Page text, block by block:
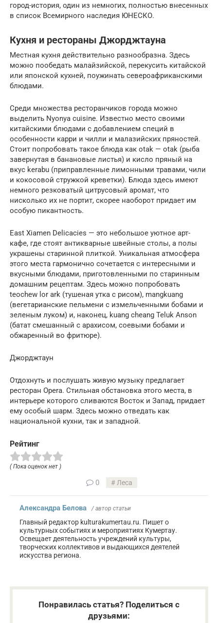
город-история, один из немногих, полностью внесенных
в список Всемирного наследия ЮНЕСКО.
Кухня и рестораны Джорджтауна
Местная кухня действительно разнообразна. Здесь
можно пообедать малайзийской, перекусить китайской
или японской кухней, поужинать североафриканскими
блюдами.
Среди множества ресторанчиков города можно
выделить Nyonya cuisine. Известно место своими
китайскими блюдами с добавлением специй в
особенности карри и чилли и малазийских пряностей.
Стоит попробовать такое блюда как otak — otak (рыба
завернутая в банановые листья) и кисло пряный на
вкус kerabu (приправленные лимонными травами, чили
и кокосовой стружкой креветки). Блюда здесь имеют
немного резковатый цитрусовый аромат, что
нисколько их не портит, скорее наоборот придает им
особую пикантность.
East Xiamen Delicacies — это небольшое уютное арт-
кафе, где стоят антикварные швейные столы, а полы
украшены старинной плиткой. Уникальная атмосфера
этого места гармонично сочетается с интересными и
вкусными блюдами, приготовленными по старинным
домашним рецептам. Здесь можно попробовать
teochew lor ark (тушеная утка с рисом), mangkuang
(вегетарианские пельмени с измельченными бобами и
зеленым луком) и, наконец, kuang cheang Teluk Anson
(батат смешанный с арахисом, соевыми бобами и
обжаренный во фритюре).
Джорджтаун
Отдохнуть и послушать живую музыку предлагает
ресторан Opera. Стильная обстановка этого места, в
интерьере которого сливаются Восток и Запад, придает
ему особый шарм. Здесь можно отведать как
национальной кухни, так и западной.
Рейтинг
( Пока оценок нет )
0 Леса
Александра Белова / автор статьи
Главный редактор kulturakumertau.ru. Пишет о
культурных событиях и мероприятиях Кумертау.
Освещает деятельность учреждений культуры,
творческих коллективов и выдающихся деятелей
искусства региона.
Понравилась статья? Поделиться с
друзьями: